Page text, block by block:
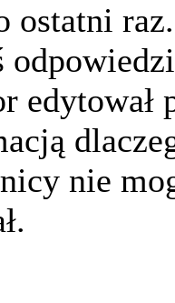
ostatni
edytował
nie